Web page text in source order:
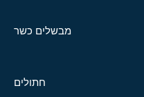
מבשלים כשר
חתולים